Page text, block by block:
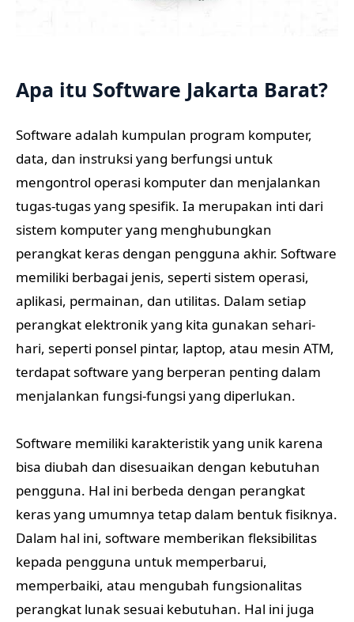
Apa itu Software Jakarta Barat?
Software adalah kumpulan program komputer,
data, dan instruksi yang berfungsi untuk
mengontrol operasi komputer dan menjalankan
tugas-tugas yang spesifik. Ia merupakan inti dari
sistem komputer yang menghubungkan
perangkat keras dengan pengguna akhir. Software
memiliki berbagai jenis, seperti sistem operasi,
aplikasi, permainan, dan utilitas. Dalam setiap
perangkat elektronik yang kita gunakan sehari-
hari, seperti ponsel pintar, laptop, atau mesin ATM,
terdapat software yang berperan penting dalam
menjalankan fungsi-fungsi yang diperlukan.
Software memiliki karakteristik yang unik karena
bisa diubah dan disesuaikan dengan kebutuhan
pengguna. Hal ini berbeda dengan perangkat
keras yang umumnya tetap dalam bentuk fisiknya.
Dalam hal ini, software memberikan fleksibilitas
kepada pengguna untuk memperbarui,
memperbaiki, atau mengubah fungsionalitas
perangkat lunak sesuai kebutuhan. Hal ini juga